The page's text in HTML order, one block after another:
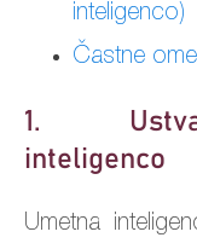
inteligenco)
Častne
1.
inteligenco
Umetna